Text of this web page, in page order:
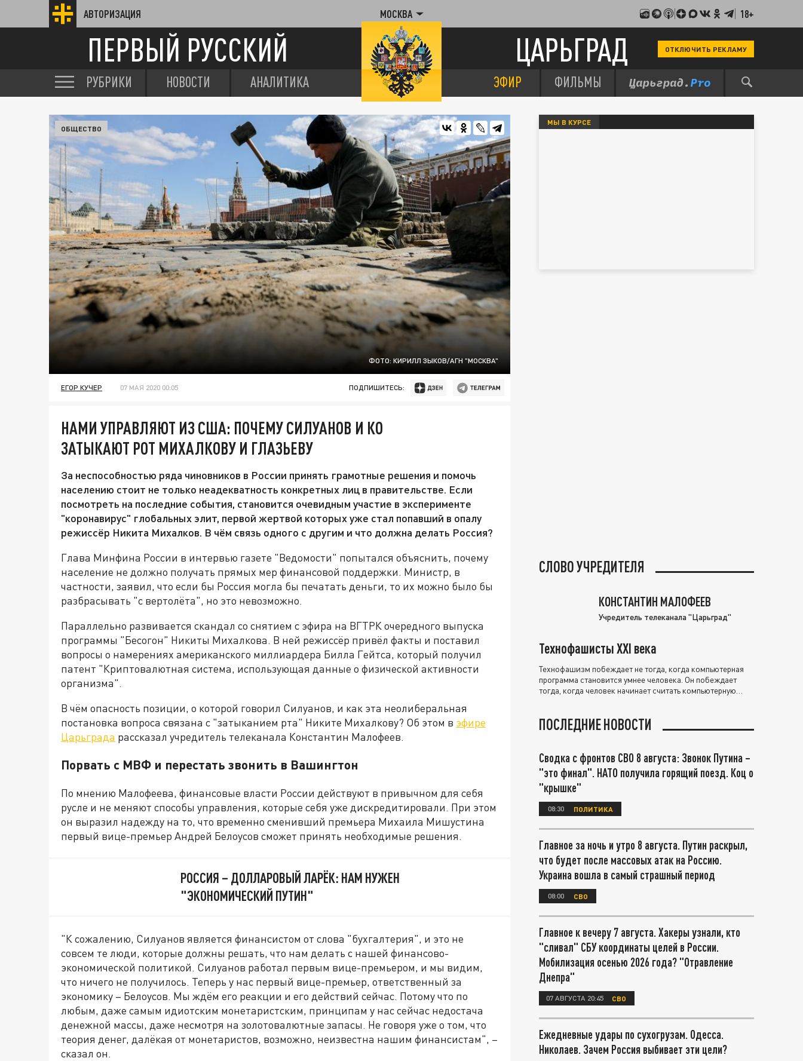
АВТОРИЗАЦИЯ МОСКВА 18+
ПЕРВЫЙ РУССКИЙ ЦАРЬГРАД ОТКЛЮЧИТЬ РЕКЛАМУ
РУБРИКИ НОВОСТИ АНАЛИТИКА ЭФИР ФИЛЬМЫ
ФОТО: КИРИЛЛ ЗЫКОВ/АГН "МОСКВА"
ОБЩЕСТВО
ЕГОР КУЧЕР 07 МАЯ 2020 00:05 ПОДПИШИТЕСЬ:
НАМИ УПРАВЛЯЮТ ИЗ США: ПОЧЕМУ СИЛУАНОВ И КО
ЗАТЫКАЮТ РОТ МИХАЛКОВУ И ГЛАЗЬЕВУ
За неспособностью ряда чиновников в России принять грамотные решения и помочь
населению стоит не только неадекватность конкретных лиц в правительстве. Если
посмотреть на последние события, становится очевидным участие в эксперименте
"коронавирус" глобальных элит, первой жертвой которых уже стал попавший в опалу
режиссёр Никита Михалков. В чём связь одного с другим и что должна делать Россия?
Глава Минфина России в интервью газете "Ведомости" попытался объяснить, почему
население не должно получать прямых мер финансовой поддержки. Министр, в
частности, заявил, что если бы Россия могла бы печатать деньги, то их можно было бы
разбрасывать "с вертолёта", но это невозможно.
Параллельно развивается скандал со снятием с эфира на ВГТРК очередного выпуска
программы "Бесогон" Никиты Михалкова. В ней режиссёр привёл факты и поставил
вопросы о намерениях американского миллиардера Билла Гейтса, который получил
патент "Криптовалютная система, использующая данные о физической активности
организма".
В чём опасность позиции, о которой говорил Силуанов, и как эта неолиберальная
постановка вопроса связана с "затыканием рта" Никите Михалкову? Об этом в эфире
Царьграда рассказал учредитель телеканала Константин Малофеев.
Порвать с МВФ и перестать звонить в Вашингтон
По мнению Малофеева, финансовые власти России действуют в привычном для себя
русле и не меняют способы управления, которые себя уже дискредитировали. При этом
он выразил надежду на то, что временно сменивший премьера Михаила Мишустина
первый вице-премьер Андрей Белоусов сможет принять необходимые решения.
РОССИЯ – ДОЛЛАРОВЫЙ ЛАРЁК: НАМ НУЖЕН
"ЭКОНОМИЧЕСКИЙ ПУТИН"
"К сожалению, Силуанов является финансистом от слова "бухгалтерия", и это не
совсем те люди, которые должны решать, что нам делать с нашей финансово-
экономической политикой. Силуанов работал первым вице-премьером, и мы видим,
что ничего не получилось. Теперь у нас первый вице-премьер, ответственный за
экономику – Белоусов. Мы ждём его реакции и его действий сейчас. Потому что по
любым, даже самым идиотским монетаристским, принципам у нас сейчас недостача
денежной массы, даже несмотря на золотовалютные запасы. Не говоря уже о том, что
теория денег, далёкая от монетаристов, возможно, неизвестна нашим финансистам", –
сказал он.
МЫ В КУРСЕ
СЛОВО УЧРЕДИТЕЛЯ
КОНСТАНТИН МАЛОФЕЕВ
Учредитель телеканала "Царьград"
Технофашисты XXI века
Технофашизм побеждает не тогда, когда компьютерная
программа становится умнее человека. Он побеждает
тогда, когда человек начинает считать компьютерную
ПОСЛЕДНИЕ НОВОСТИ
Сводка с фронтов СВО 8 августа: Звонок Путина –
"это финал". НАТО получила горящий поезд. Коц о
"крышке"
08:30 ПОЛИТИКА
Главное за ночь и утро 8 августа. Путин раскрыл,
что будет после массовых атак на Россию.
Украина вошла в самый страшный период
08:00 СВО
Главное к вечеру 7 августа. Хакеры узнали, кто
"сливал" СБУ координаты целей в России.
Мобилизация осенью 2026 года? "Отравление
Днепра"
07 АВГУСТА 20:45 СВО
Ежедневные удары по сухогрузам. Одесса.
Николаев. Зачем Россия выбивает эти цели?